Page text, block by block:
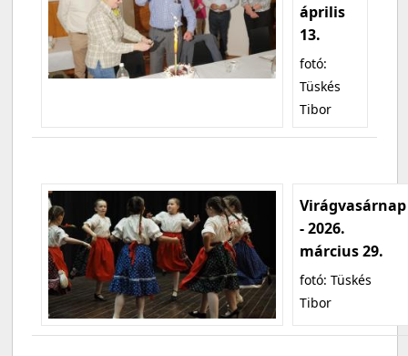
április
13.
fotó:
Tüskés
Tibor
Virágvasárnap
- 2026.
március 29.
fotó: Tüskés
Tibor